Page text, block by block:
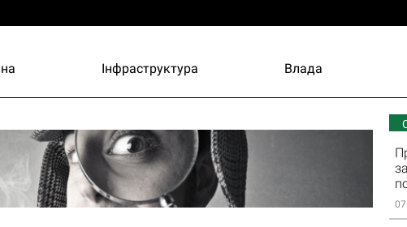
Інфраструктура Влада